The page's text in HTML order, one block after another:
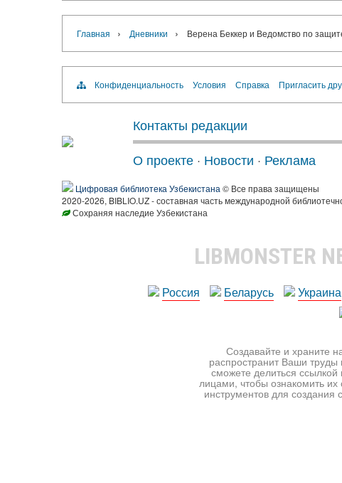
Главная › Дневники › Верена Беккер и Ведомство по
Конфиденциальность Условия Справка Пригласить
Контакты редакции
О проекте · Новости · Реклама
Цифровая библиотека Узбекистана © Все права защищены
2020-2026, BIBLIO.UZ - составная часть международной
Сохраняя наследие Узбекистана
LIBMONSTER
Россия Беларусь Украина
Создавайте и храните
распространит Ваши
сможете делиться
лицами, чтобы ознакомить
инструментов для создания